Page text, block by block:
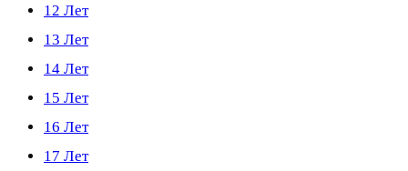
12 Лет
13 Лет
14 Лет
15 Лет
16 Лет
17 Лет